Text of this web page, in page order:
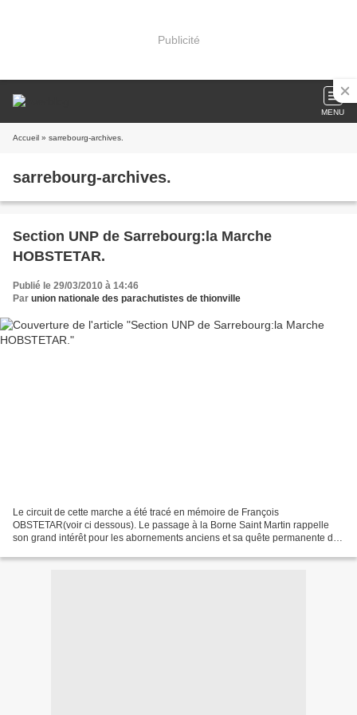
Publicité
MENU
Accueil » sarrebourg-archives.
sarrebourg-archives.
Section UNP de Sarrebourg:la Marche
HOBSTETAR.
Publié le 29/03/2010 à 14:46
Par union nationale des parachutistes de thionville
Le circuit de cette marche a été tracé en mémoire de François
OBSTETAR(voir ci dessous). Le passage à la Borne Saint Martin rappelle
son grand intérêt pour les abornements anciens et sa quête permanente des